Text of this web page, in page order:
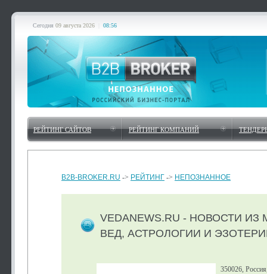
Сегодня 09 августа 2026 08:56
РЕЙТИНГ САЙТОВ РЕЙТИНГ КОМПАНИЙ
B2B-BROKER.RU -> РЕЙТИНГ -> НЕПОЗНАННОЕ
VEDANEWS.RU - НОВОСТИ ИЗ
ВЕД, АСТРОЛОГИИ И
350026,